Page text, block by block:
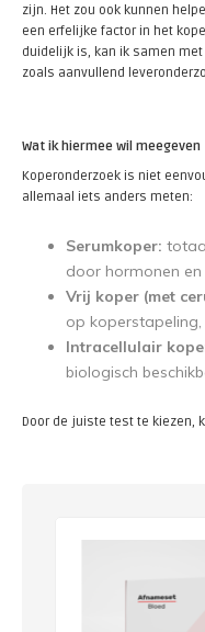
zijn. Het zou ook kunnen
een erfelijke factor in het
duidelijk is, kan ik samen
zoals aanvullend
Wat ik hiermee wil meegeven
Koperonderzoek is niet
allemaal iets anders meten:
Serumkoper:
door hormonen
Vrij koper (met
op
Intracellulair
biologisch
Door de juiste test te kiezen,